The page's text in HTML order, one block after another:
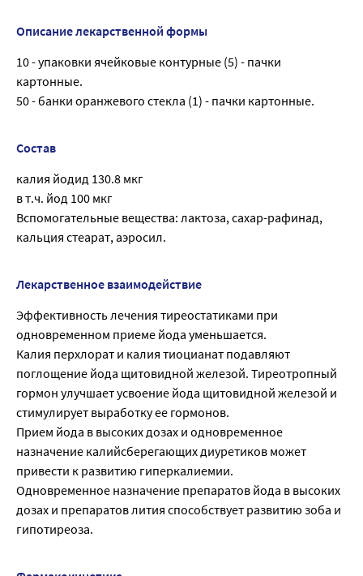
Описание лекарственной формы
10 - упаковки ячейковые контурные (5) - пачки
картонные.
50 - банки оранжевого стекла (1) - пачки картонные.
Состав
калия йодид 130.8 мкг
в т.ч. йод 100 мкг
Вспомогательные вещества: лактоза, сахар-рафинад,
кальция стеарат, аэросил.
Лекарственное взаимодействие
Эффективность лечения тиреостатиками при
одновременном приеме йода уменьшается.
Калия перхлорат и калия тиоцианат подавляют
поглощение йода щитовидной железой. Тиреотропный
гормон улучшает усвоение йода щитовидной железой и
стимулирует выработку ее гормонов.
Прием йода в высоких дозах и одновременное
назначение калийсберегающих диуретиков может
привести к развитию гиперкалиемии.
Одновременное назначение препаратов йода в высоких
дозах и препаратов лития способствует развитию зоба и
гипотиреоза.